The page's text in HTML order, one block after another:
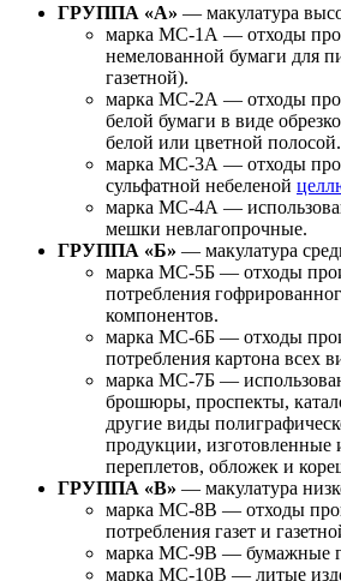
ГРУППА «А» — макулатура
марка МС-1А — отходы
немелованной бумаги для
газетной).
марка МС-2А — отходы
белой бумаги в виде
белой или цветной полосой.
марка МС-3А — отходы
сульфатной небеленой
марка МС-4А —
мешки невлагопрочные.
ГРУППА «Б» — макулатура
марка МС-5Б — отходы
потребления
компонентов.
марка МС-6Б — отходы
потребления картона всех
марка МС-7Б —
брошюры, проспекты,
другие виды
продукции, изготовленные
переплетов, обложек и
ГРУППА «В» — макулатура
марка МС-8В — отходы
потребления газет и
марка МС-9В — бумажные
марка МС-10В — литые